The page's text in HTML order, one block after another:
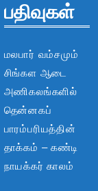
பதிவுகள்
மலபார் வம்சமும்
சிங்கள ஆடை
அணிகலங்களில்
தென்னகப்
பாரம்பரியத்தின்
தாக்கம் – கண்டி
நாயக்கர் காலம்